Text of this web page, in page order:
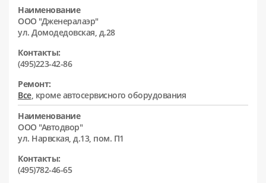
Наименование
ООО "Дженералаэр"
ул. Домодедовская, д.28
Контакты:
(495)223-42-86
Ремонт:
Все, кроме автосервисного оборудования
Наименование
ООО "Автодвор"
ул. Нарвская, д.13, пом. П1
Контакты:
(495)782-46-65